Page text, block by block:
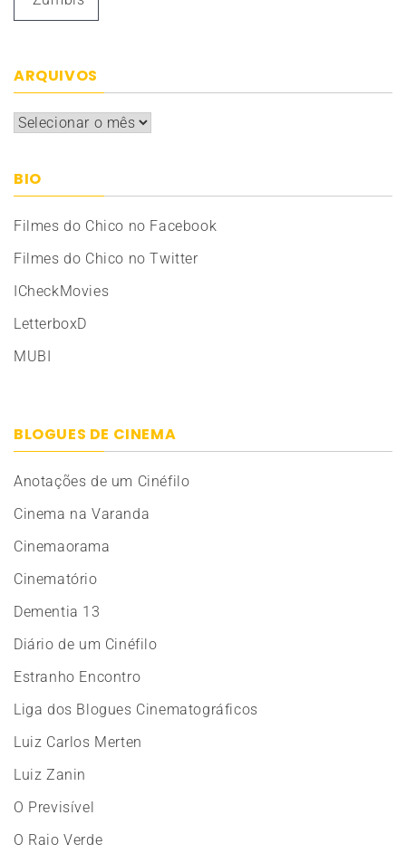
ARQUIVOS
Arquivos
BIO
Filmes do Chico no Facebook
Filmes do Chico no Twitter
ICheckMovies
LetterboxD
MUBI
BLOGUES DE CINEMA
Anotações de um Cinéfilo
Cinema na Varanda
Cinemaorama
Cinematório
Dementia 13
Diário de um Cinéfilo
Estranho Encontro
Liga dos Blogues Cinematográficos
Luiz Carlos Merten
Luiz Zanin
O Previsível
O Raio Verde